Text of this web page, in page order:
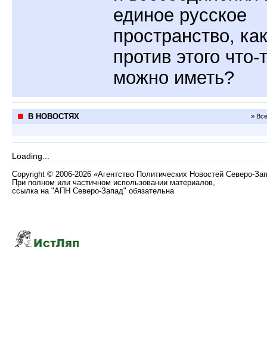
единое русское
пространство, как
против этого что-
можно иметь?
В НОВОСТЯХ »
Loading...
Copyright © 2006-2026 «Агентство Политических Новостей Северо-
При полном или частичном использовании материалов,
ссылка на "АПН Северо-Запад" обязательна